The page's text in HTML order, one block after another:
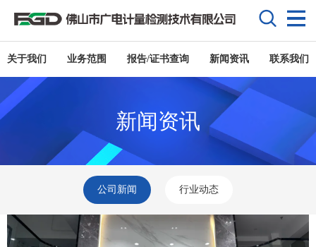
关于我们 业务范围 报告/证书查询 新闻资讯 联系我们
新闻资讯
公司新闻 行业动态